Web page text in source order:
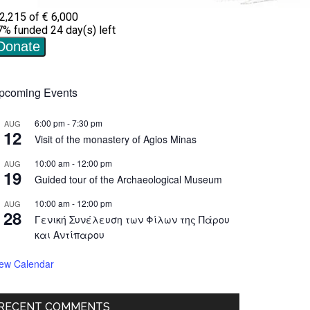
Events
AUG
12
6:00 pm-7:30 pm
Visit of the monastery of Agios Minas
AUG
19
10:00 am- 12:00 pm
Guided tour of the Archaeological Museum
AUG
28
10:00 am- 12:00 pm
Γενική Συνέλευση των Φίλων της Πάρου
και Αντίπαρου
Calendar
COMMENTS